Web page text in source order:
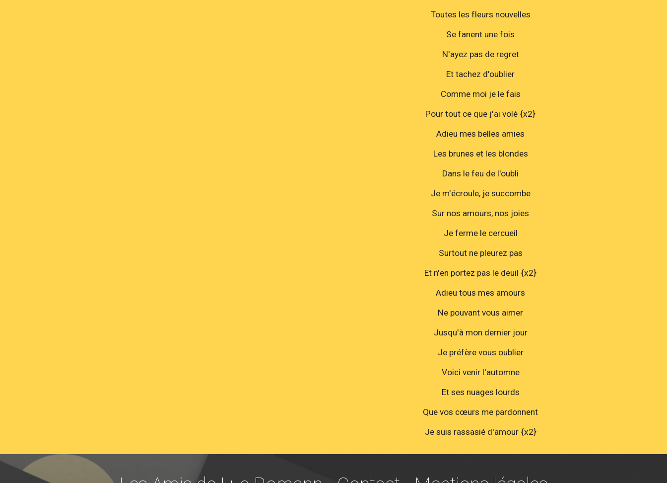
Toutes les fleurs nouvelles
Se fanent une fois
N'ayez pas de regret
Et tachez d'oublier
Comme moi je le fais
Pour tout ce que j'ai volé {x2}
Adieu mes belles amies
Les brunes et les blondes
Dans le feu de l'oubli
Je m'écroule, je succombe
Sur nos amours, nos joies
Je ferme le cercueil
Surtout ne pleurez pas
Et n'en portez pas le deuil {x2}
Adieu tous mes amours
Ne pouvant vous aimer
Jusqu'à mon dernier jour
Je préfère vous oublier
Voici venir l'automne
Et ses nuages lourds
Que vos cœurs me pardonnent
Je suis rassasié d'amour {x2}